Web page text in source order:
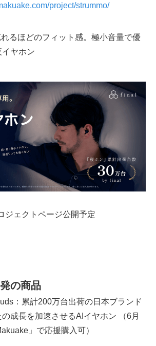
project/strummo/
るほどのフィット感。極小音量で優
イヤホン
ェクトページ公開予定
発の商品
：累計200万台出荷の日本ブランド
成長を加速させるAIイヤホン （6月
」で応援購入可）